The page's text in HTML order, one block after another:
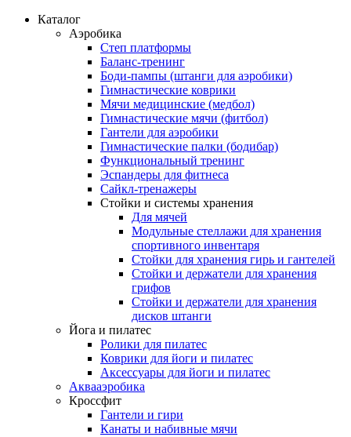
Каталог
Аэробика
Степ платформы
Баланс-тренинг
Боди-пампы (штанги для аэробики)
Гимнастические коврики
Мячи медицинские (медбол)
Гимнастические мячи (фитбол)
Гантели для аэробики
Гимнастические палки (бодибар)
Функциональный тренинг
Эспандеры для фитнеса
Сайкл-тренажеры
Стойки и системы хранения
Для мячей
Модульные стеллажи для хранения
спортивного инвентаря
Стойки для хранения гирь и гантелей
Стойки и держатели для хранения
грифов
Стойки и держатели для хранения
дисков штанги
Йога и пилатес
Ролики для пилатес
Коврики для йоги и пилатес
Аксессуары для йоги и пилатес
Аквааэробика
Кроссфит
Гантели и гири
Канаты и набивные мячи